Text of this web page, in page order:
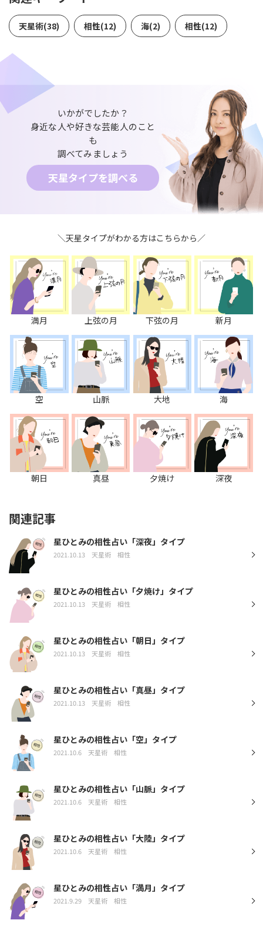
天星術(38) 相性(12) 海(2) 相性(12)
いかがでしたか？
身近な人や好きな芸能人のこと
も
調べてみましょう
天星タイプを調べる
＼天星タイプがわかる方はこちらから／
満月 上弦の月 下弦の月 新月
空 山脈 大地 海
朝日 真昼 夕焼け 深夜
関連記事
星ひとみの相性占い「深夜」タイプ
2021.10.13 天星術 相性
星ひとみの相性占い「夕焼け」タイプ
2021.10.13 天星術 相性
星ひとみの相性占い「朝日」タイプ
2021.10.13 天星術 相性
星ひとみの相性占い「真昼」タイプ
2021.10.13 天星術 相性
星ひとみの相性占い「空」タイプ
2021.10.6 天星術 相性
星ひとみの相性占い「山脈」タイプ
2021.10.6 天星術 相性
星ひとみの相性占い「大陸」タイプ
2021.10.6 天星術 相性
星ひとみの相性占い「満月」タイプ
2021.9.29 天星術 相性